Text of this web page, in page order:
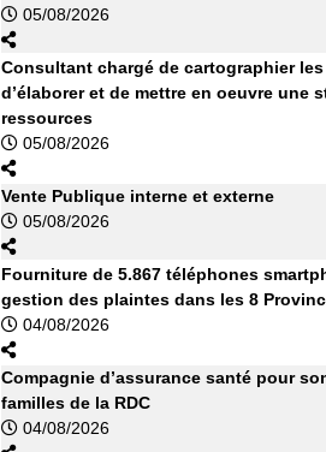
05/08/2026
Consultant chargé de cartographier
d’élaborer et de mettre en oeuvre une
ressources
05/08/2026
Vente Publique interne et externe
05/08/2026
Fourniture de 5.867 téléphones
gestion des plaintes dans les 8
04/08/2026
Compagnie d’assurance santé pour
familles de la RDC
04/08/2026